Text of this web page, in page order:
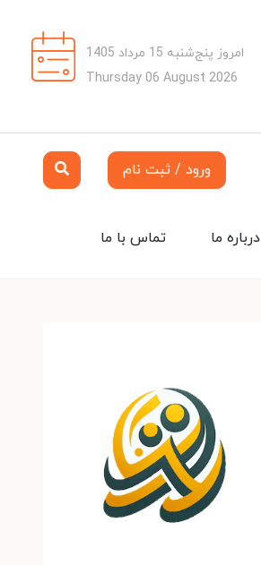
امروز پنج‌شنبه 15 مرداد 1405
Thursday 06 August 2026
ورود / ثبت نام
تماس با ما درباره ما